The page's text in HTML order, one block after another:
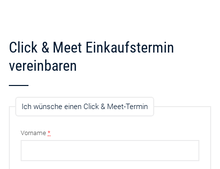
Click & Meet Einkaufstermin
vereinbaren
Ich wünsche einen Click & Meet-Termin
Vorname*